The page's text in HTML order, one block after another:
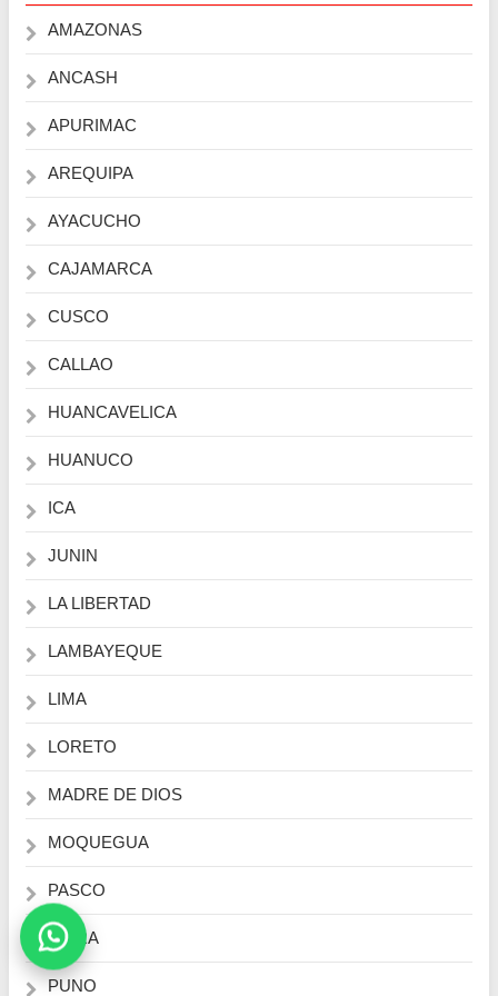
AMAZONAS
ANCASH
APURIMAC
AREQUIPA
AYACUCHO
CAJAMARCA
CUSCO
CALLAO
HUANCAVELICA
HUANUCO
ICA
JUNIN
LA LIBERTAD
LAMBAYEQUE
LIMA
LORETO
MADRE DE DIOS
MOQUEGUA
PASCO
PIURA
PUNO